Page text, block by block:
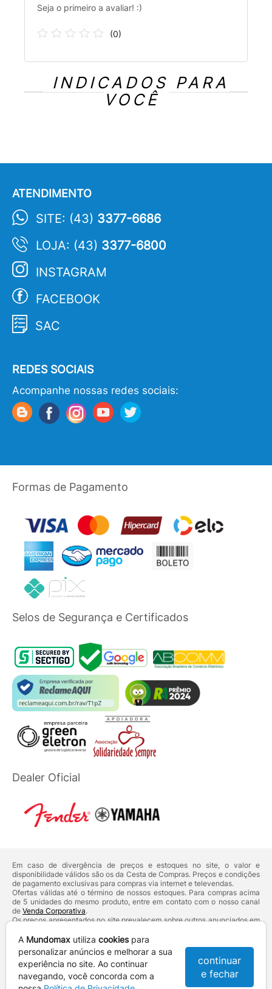
Seja o primeiro a avaliar! :)
(0)
INDICADOS PARA
VOCÊ
ATENDIMENTO
SITE: (43) 3377-6686
LOJA: (43) 3377-6800
INSTAGRAM
FACEBOOK
SAC
REDES SOCIAIS
Acompanhe nossas redes sociais:
Formas de Pagamento
Selos de Segurança e Certificados
Dealer Oficial
Em caso de divergência de preços e estoques no site, o valor e
disponibilidade válidos são os da Cesta de Compras. Preços e condições
de pagamento exclusivas para compras via internet e televendas.
Ofertas válidas até o término de nossos estoques. Para compras acima
de 5 unidades do mesmo produto, entre em contato com o nosso canal
de Venda Corporativa.
Os preços apresentados no site prevalecem sobre outros anunciados em
Defesa do Consumidor:Lei nº 8.078.
Vendas sujeitas à confirmação de dados e análises de crédito e risco.
Razão Social: Hayamax Distribuidora de Produtos Eletrônicos Ltda -
CNPJ: 01.725.627/0002-53 - Endereço: R. Senador Souza Naves, 9 -
Centro - CEP: 86010-921 - Londrina / PR
A Mundomax utiliza cookiespara
personalizar anúncios e melhorar a sua
experiência no site. Ao continuar
navegando, você concorda com a
continuar
e fechar